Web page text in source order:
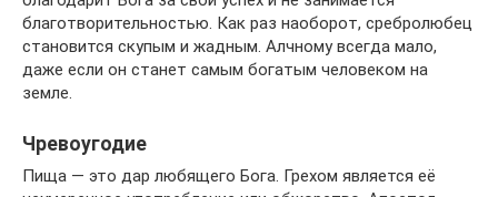
благотворительностью. Как раз наоборот, сребролюбец
становится скупым и жадным. Алчному всегда мало,
даже если он станет самым богатым человеком на
земле.
Чревоугодие
Пища — это дар любящего Бога. Грехом является её